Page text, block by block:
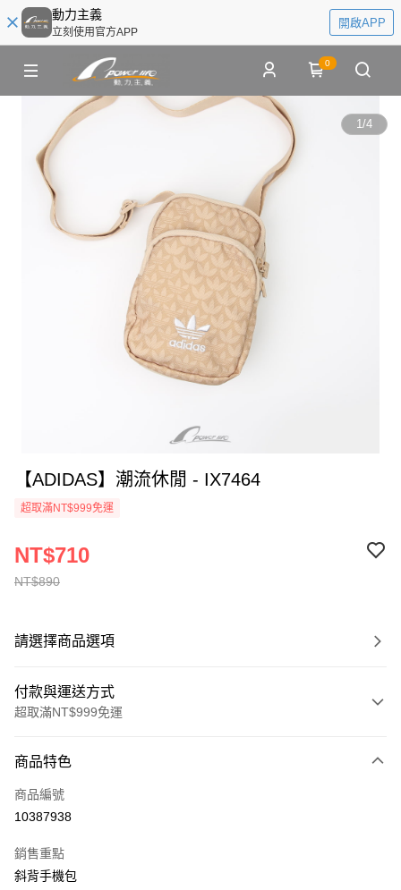
動力主義
立刻使用官方APP
開啟APP
0
1/4
【ADIDAS】潮流休閒 - IX7464
超取滿NT$999免運
NT$890
NT$710
請選擇商品選項
付款與運送方式
超取滿NT$999免運
信用卡一次付款
超商取貨付款
Apple Pay
商品特色
商品編號
10387938
銷售重點
斜背手機包